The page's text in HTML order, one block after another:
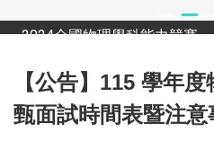
2024全國物理學科能力競賽
【公告】115 學年
甄面試時間表暨注意